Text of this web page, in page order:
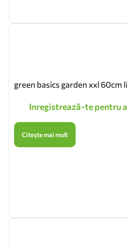
green basics garden xxl 60cm
Inregistrează-te pentru
Citește mai mult